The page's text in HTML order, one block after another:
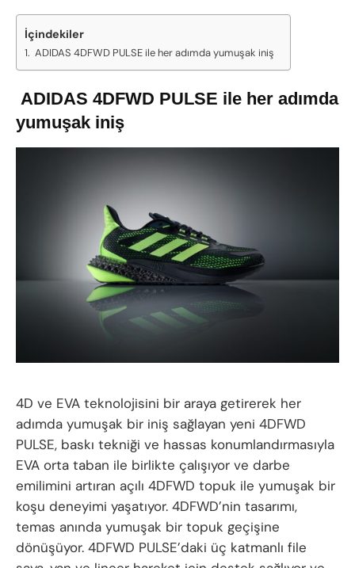
İçindekiler
ADIDAS 4DFWD PULSE ile her adımda yumuşak iniş
ADIDAS 4DFWD PULSE ile her adımda
yumuşak iniş
4D ve EVA teknolojisini bir araya getirerek her
adımda yumuşak bir iniş sağlayan yeni 4DFWD
PULSE, baskı tekniği ve hassas konumlandırmasıyla
EVA orta taban ile birlikte çalışıyor ve darbe
emilimini artıran açılı 4DFWD topuk ile yumuşak bir
koşu deneyimi yaşatıyor. 4DFWD’nin tasarımı,
temas anında yumuşak bir topuk geçişine
dönüşüyor. 4DFWD PULSE’daki üç katmanlı file